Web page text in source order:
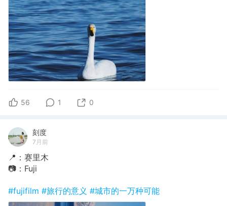
56 1 0
刻度
7月前
📍：赛里木
📷：Fuji
#fujifilm #旅行的意义 #城市的一万种可能